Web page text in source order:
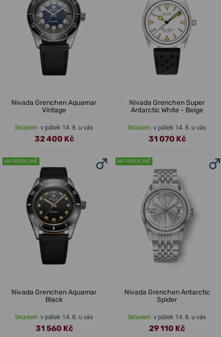
Nivada Grenchen Aquamar
Vintage
Skladem v pátek 14. 8. u vás
32 400 Kč
Nivada Grenchen Super
Antarctic White - Beige
Skladem v pátek 14. 8. u vás
31 070 Kč
NA PRODEJNĚ
Nivada Grenchen Aquamar
Black
Skladem v pátek 14. 8. u vás
31 560 Kč
NA PRODEJNĚ
Nivada Grenchen Antarctic
Spider
Skladem v pátek 14. 8. u vás
29 110 Kč